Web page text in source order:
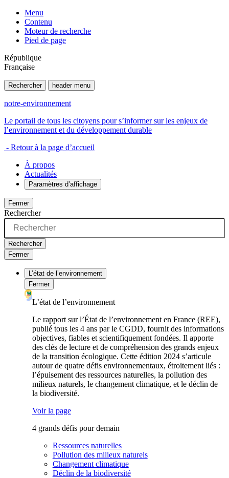
Menu
Contenu
Moteur de recherche
Pied de page
République
Française
Rechercher header menu
notre-environnement
Le portail de tous les citoyens pour s’informer sur les enjeux de
l’environnement et du développement durable
- Retour à la page d’accueil
À propos
Actualités
Paramètres d’affichage
Fermer
Rechercher
Rechercher
Fermer
L’état de l’environnement
Fermer
L’état de l’environnement
Le rapport sur l’État de l’environnement en France (REE),
publié tous les 4 ans par le CGDD, fournit des informations
objectives, fiables et scientifiquement fondées. Il apporte
des clés de lecture et de compréhension des grands enjeux
de la transition écologique. Cette édition 2024 s’articule
autour de quatre défis environnementaux, étroitement liés :
l’épuisement des ressources naturelles, la pollution des
milieux naturels, le changement climatique, et le déclin de
la biodiversité.
Voir la page
4 grands défis pour demain
Ressources naturelles
Pollution des milieux naturels
Changement climatique
Déclin de la biodiversité